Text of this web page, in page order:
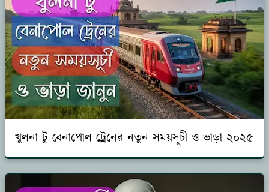
খুলনা টু বেনাপোল ট্রেনের নতুন সময়সূচী ও ভাড়া ২০২৫